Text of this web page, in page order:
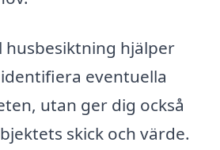
husbesiktning hjälper
eventuella
utan ger dig också
skick och värde.